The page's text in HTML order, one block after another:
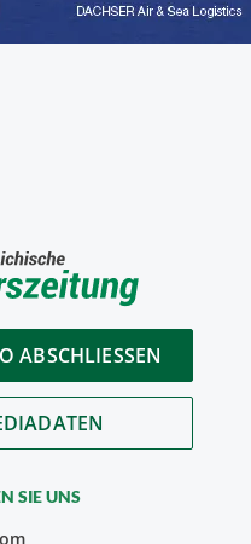
ABSCHLIESSEN
SIE UNS